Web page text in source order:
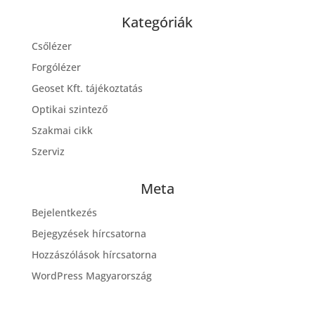
Kategóriák
Csőlézer
Forgólézer
Geoset Kft. tájékoztatás
Optikai szintező
Szakmai cikk
Szerviz
Meta
Bejelentkezés
Bejegyzések hírcsatorna
Hozzászólások hírcsatorna
WordPress Magyarország